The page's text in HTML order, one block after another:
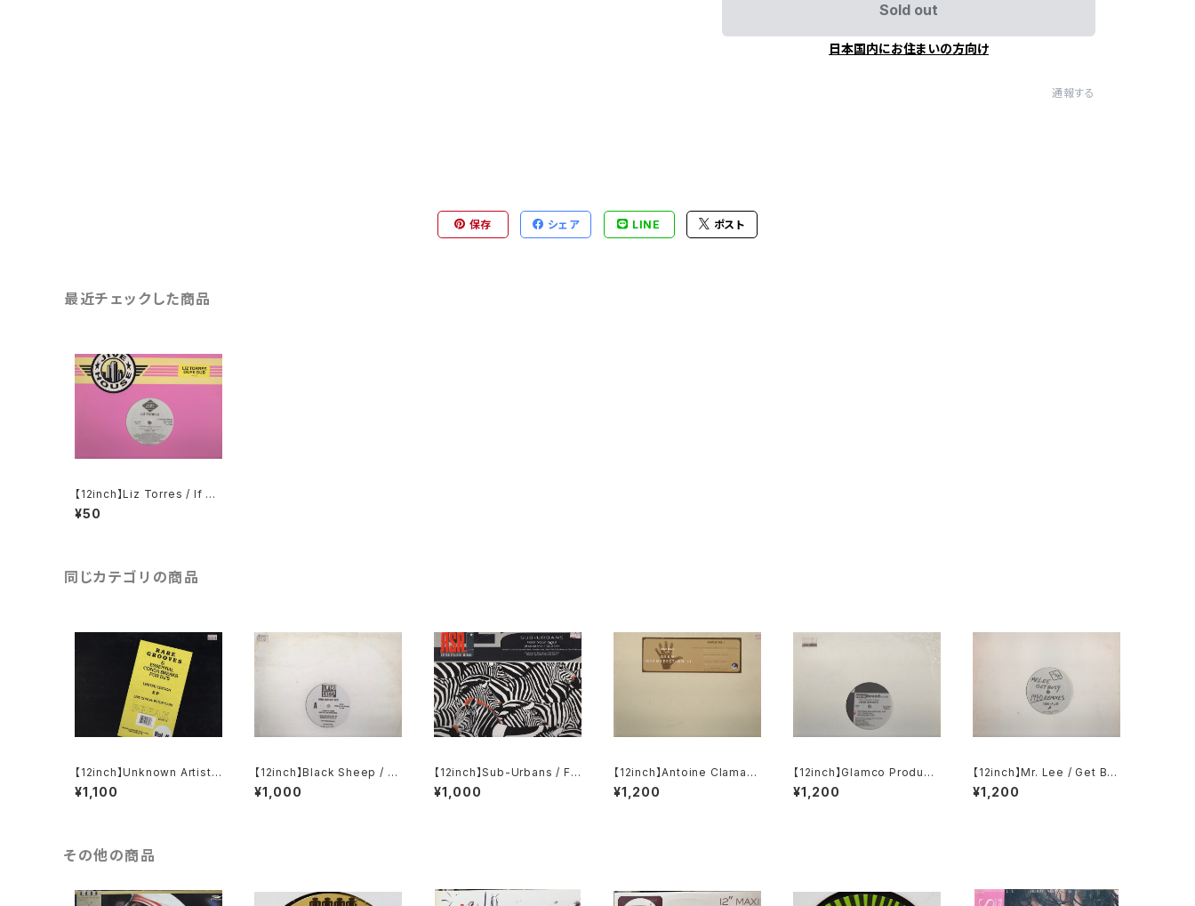
Sold out
日本国内にお住まいの方向け
通報する
保存 シェア LINE ポスト
最近チェックした商品
【12inch】Liz Torres / If U
Keep It Up
¥50
同じカテゴリの商品
【12inch】Unknown Artist /
Rare Grooves & Essentia
l Conga Breaks For DJ's
¥1,100
【12inch】Black Sheep / N
orth South East West
¥1,000
【12inch】Sub-Urbans / Fe
el Your Soul
¥1,000
【12inch】Antoine Clamara
n / Nathan Hawks / Infern
al / Drum Introspection II
¥1,200
【12inch】Glamco Producti
ons Presents Jon Shaft /
Ain't Really Down / Ideali
¥1,200
【12inch】Mr. Lee / Get Bu
sy (1990 Remixes)
¥1,200
その他の商品